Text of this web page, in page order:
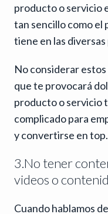
producto o servicio
tan sencillo como el
tiene en las
No considerar
que te provocará
producto o servicio
complicado para
y convertirse en top.
3.No tener
videos o
Cuando hablamos